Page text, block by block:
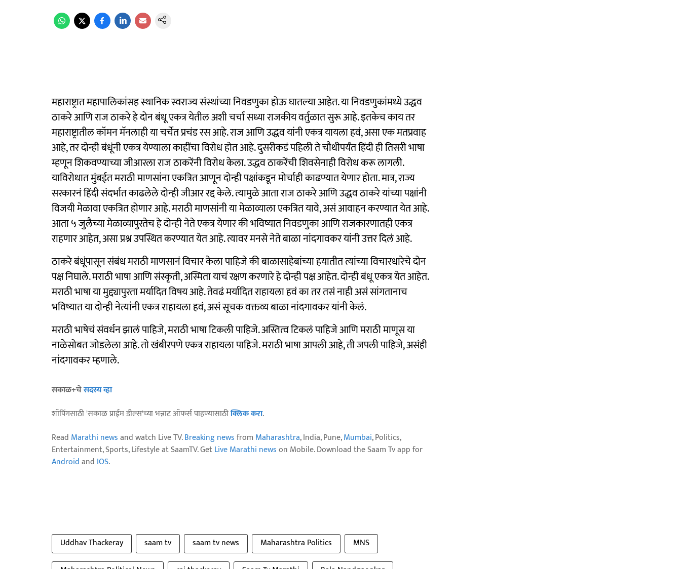
महाराष्ट्रात महापालिकांसह स्थानिक स्वराज्य संस्थांच्या निवडणुका होऊ घातल्या आहेत. या निवडणुकांमध्ये उद्धव
ठाकरे आणि राज ठाकरे हे दोन बंधू एकत्र येतील अशी चर्चा सध्या राजकीय वर्तुळात सुरू आहे. इतकेच काय तर
महाराष्ट्रातील कॉमन मॅनलाही या चर्चेत प्रचंड रस आहे. राज आणि उद्धव यांनी एकत्र यायला हवं, असा एक मतप्रवाह
आहे, तर दोन्ही बंधूंनी एकत्र येण्याला काहींचा विरोध होत आहे. दुसरीकडं पहिली ते चौथीपर्यंत हिंदी ही तिसरी भाषा
म्हणून शिकवण्याच्या जीआरला राज ठाकरेंनी विरोध केला. उद्धव ठाकरेंची शिवसेनाही विरोध करू लागली.
याविरोधात मुंबईत मराठी माणसांना एकत्रित आणून दोन्ही पक्षांकडून मोर्चाही काढण्यात येणार होता. मात्र, राज्य
सरकारनं हिंदी संदर्भात काढलेले दोन्ही जीआर रद्द केले. त्यामुळे आता राज ठाकरे आणि उद्धव ठाकरे यांच्या पक्षांनी
विजयी मेळावा एकत्रित होणार आहे. मराठी माणसांनी या मेळाव्याला एकत्रित यावे, असं आवाहन करण्यात येत आहे.
आता ५ जुलैच्या मेळाव्यापुरतेच हे दोन्ही नेते एकत्र येणार की भविष्यात निवडणुका आणि राजकारणातही एकत्र
राहणार आहेत, असा प्रश्न उपस्थित करण्यात येत आहे. त्यावर मनसे नेते बाळा नांदगावकर यांनी उत्तर दिलं आहे.
ठाकरे बंधूंपासून संबंध मराठी माणसानं विचार केला पाहिजे की बाळासाहेबांच्या हयातीत त्यांच्या विचारधारेचे दोन
पक्ष निघाले. मराठी भाषा आणि संस्कृती, अस्मिता याचं रक्षण करणारे हे दोन्ही पक्ष आहेत. दोन्ही बंधू एकत्र येत आहेत.
मराठी भाषा या मुद्द्यापुरता मर्यादित विषय आहे. तेवढं मर्यादित राहायला हवं का तर तसं नाही असं सांगतानाच
भविष्यात या दोन्ही नेत्यांनी एकत्र राहायला हवं, असं सूचक वक्तव्य बाळा नांदगावकर यांनी केलं.
मराठी भाषेचं संवर्धन झालं पाहिजे, मराठी भाषा टिकली पाहिजे. अस्तित्व टिकलं पाहिजे आणि मराठी माणूस या
नाळेसोबत जोडलेला आहे. तो खंबीरपणे एकत्र राहायला पाहिजे. मराठी भाषा आपली आहे, ती जपली पाहिजे, असंही
नांदगावकर म्हणाले.
सकाळ+चेसदस्य व्हा
शॉपिंगसाठी 'सकाळ प्राईम डील्स'च्या भन्नाट ऑफर्स पाहण्यासाठीक्लिक करा.
Read Marathi newsand watch Live TV.Breaking newsfrom Maharashtra, India, Pune,Mumbai, Politics,
Entertainment, Sports, Lifestyle at SaamTV. GetLive Marathi newson Mobile. Download the Saam Tv app for
Androidand IOS.
Uddhav Thackeray saam tv saam tv news Maharashtra Politics
MNS